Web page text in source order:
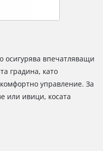
осигурява впечатляващи
градина, като
управление. За
или ивици, косата